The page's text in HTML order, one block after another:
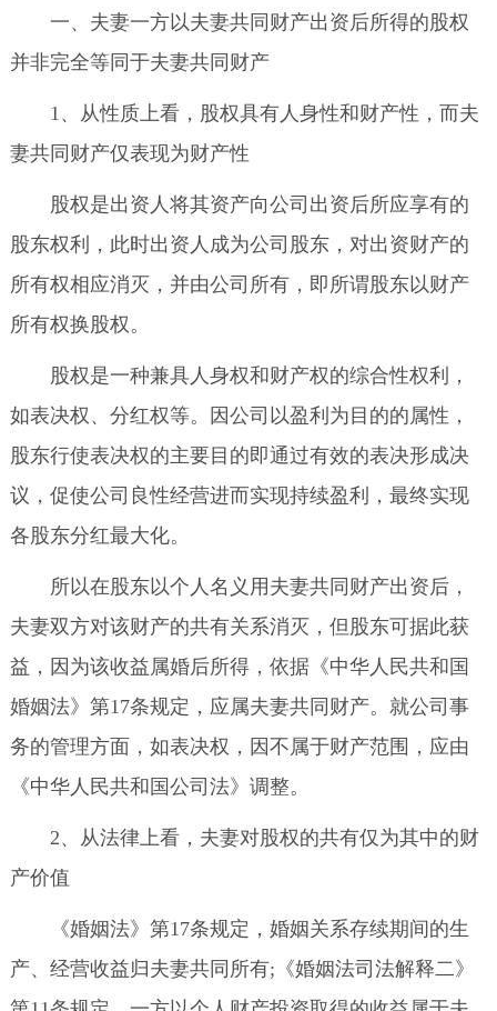
一、夫妻一方以夫妻共同财产出资后所得的股权
并非完全等同于夫妻共同财产
1、从性质上看，股权具有人身性和财产性，而夫
妻共同财产仅表现为财产性
股权是出资人将其资产向公司出资后所应享有的
股东权利，此时出资人成为公司股东，对出资财产的
所有权相应消灭，并由公司所有，即所谓股东以财产
所有权换股权。
股权是一种兼具人身权和财产权的综合性权利，
如表决权、分红权等。因公司以盈利为目的的属性，
股东行使表决权的主要目的即通过有效的表决形成决
议，促使公司良性经营进而实现持续盈利，最终实现
各股东分红最大化。
所以在股东以个人名义用夫妻共同财产出资后，
夫妻双方对该财产的共有关系消灭，但股东可据此获
益，因为该收益属婚后所得，依据《中华人民共和国
婚姻法》第17条规定，应属夫妻共同财产。就公司事
务的管理方面，如表决权，因不属于财产范围，应由
《中华人民共和国公司法》调整。
2、从法律上看，夫妻对股权的共有仅为其中的财
产价值
《婚姻法》第17条规定，婚姻关系存续期间的生
产、经营收益归夫妻共同所有;《婚姻法司法解释二》